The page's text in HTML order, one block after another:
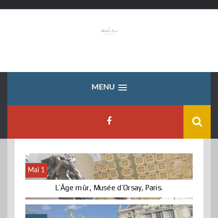
MENU
Mai 1
L’Âge mûr, Musée d’Orsay, Paris.